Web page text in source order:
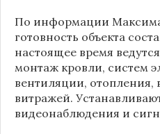
По информации
готовность объекта
настоящее время
монтаж кровли, систем
вентиляции, отопления,
витражей.
видеонаблюдения и